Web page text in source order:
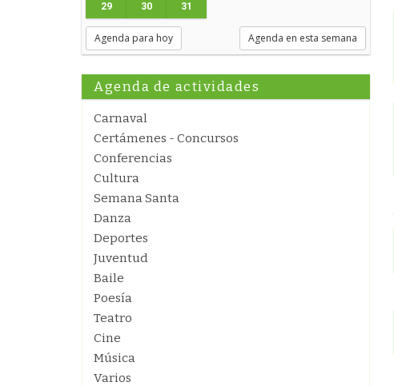
29 30 31
Agenda para hoy Agenda en esta semana
Agenda de actividades
Carnaval
Certámenes - Concursos
Conferencias
Cultura
Semana Santa
Danza
Deportes
Juventud
Baile
Poesía
Teatro
Cine
Música
Varios